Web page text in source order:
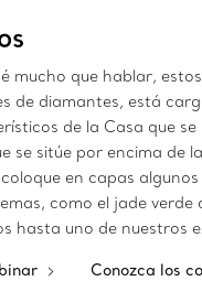
mucho que hablar,
de diamantes, está
de la Casa que
se sitúe por encima de
en capas
como el jade
hasta uno de
Conozca los